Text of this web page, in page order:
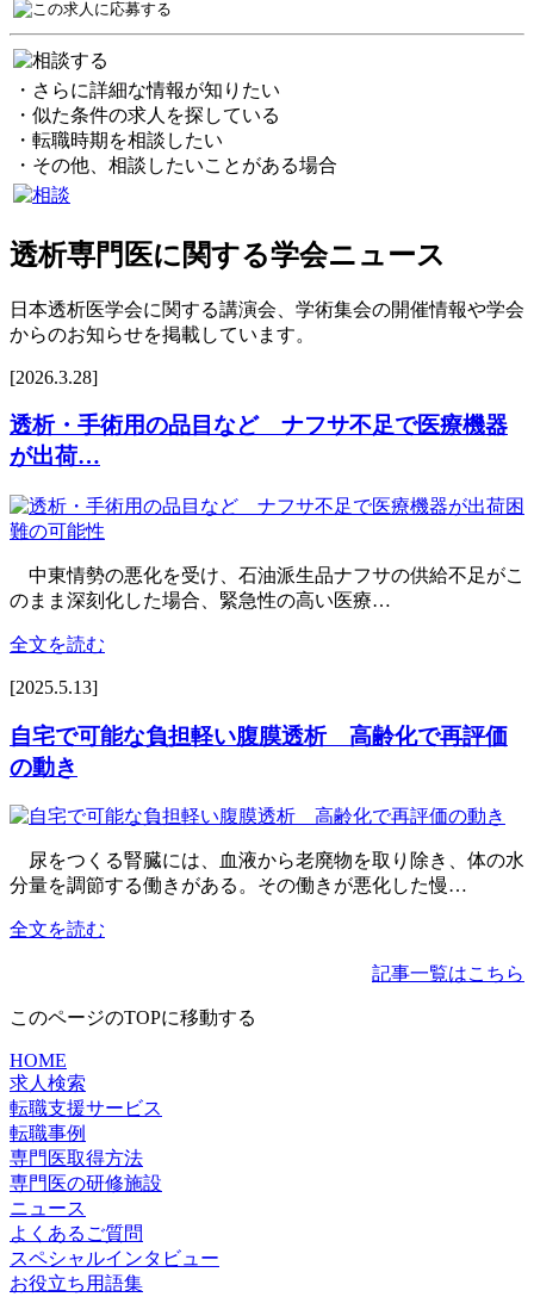
・さらに詳細な情報が知りたい
・似た条件の求人を探している
・転職時期を相談したい
・その他、相談したいことがある場合
透析専門医に関する学会ニュース
日本透析医学会に関する講演会、学術集会の開催情報や学会
からのお知らせを掲載しています。
[2026.3.28]
透析・手術用の品目など ナフサ不足で医療機器
が出荷…
中東情勢の悪化‌を受け、石油派生品ナフサの供給不​足がこ
のまま深刻化した場合、緊急性の高い医療…
全文を読む
[2025.5.13]
自宅で可能な負担軽い腹膜透析 高齢化で再評価
の動き
尿をつくる腎臓には、血液から老廃物を取り除き、体の水
分量を調節する働きがある。その働きが悪化した慢…
全文を読む
記事一覧はこちら
このページのTOPに移動する
HOME
求人検索
転職支援サービス
転職事例
専門医取得方法
専門医の研修施設
ニュース
よくあるご質問
スペシャルインタビュー
お役立ち用語集